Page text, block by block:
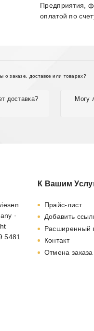
Предприятия,
оплатой по
о заказе, доставке или товарах?
доставка?
Могу
·
5481
К Вашим
Прайс-лист
Добавить
Расширенный
Контакт
Отмена заказа